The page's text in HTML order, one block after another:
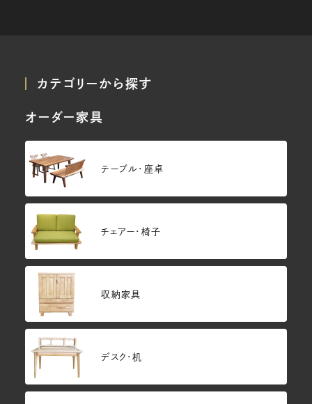
カテゴリーから探す
オーダー家具
テーブル・座卓
チェアー・椅子
収納家具
デスク・机